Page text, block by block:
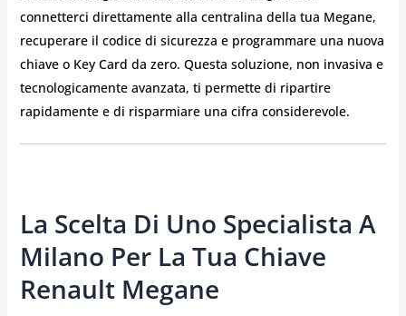
connetterci direttamente alla centralina della tua Megane,
recuperare il codice di sicurezza e programmare una nuova
chiave o Key Card da zero. Questa soluzione, non invasiva e
tecnologicamente avanzata, ti permette di ripartire
rapidamente e di risparmiare una cifra considerevole.
La Scelta Di Uno Specialista A
Milano Per La Tua Chiave
Renault Megane